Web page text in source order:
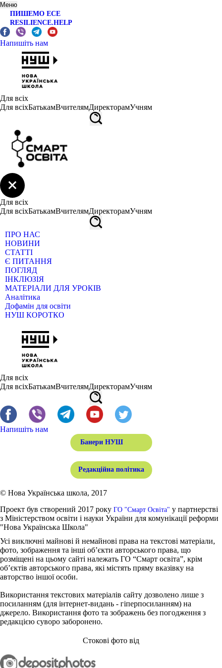
Меню
ПИШЕМО ЕСЕ
RESILIENCE.HELP
Напишіть нам
Для всіх
Для всіхБатькамВчителямДиректорамУчням
Для всіх
Для всіхБатькамВчителямДиректорамУчням
ПРО НАС
НОВИНИ
СТАТТІ
Є ПИТАННЯ
ПОГЛЯД
ІНКЛЮЗІЯ
МАТЕРІАЛИ ДЛЯ УРОКІВ
Аналітика
Дофамін для освіти
НУШ КОРОТКО
Для всіх
Для всіхБатькамВчителямДиректорамУчням
Напишіть нам
Банери НУШ
Редакційна політика
© Нова Українська школа, 2017
Проект був створений 2017 року ГО "Смарт Освіта" у партнерстві
з Міністерством освіти і науки України для комунікації реформи
"Нова Українська Школа"
Усі виключні майнові й немайнові права на текстові матеріали,
фото, зображення та інші об’єкти авторського права, що
розміщені на цьому сайті належать ГО “Смарт освіта”, крім
об’єктів авторського права, які містять пряму вказівку на
авторство іншої особи.
Використання текстових матеріалів сайту дозволено лише з
посиланням (для інтернет-видань - гіперпосиланням) на
джерело. Використання фото та зображень без погодження з
редакцією суворо заборонено.
Стокові фото від